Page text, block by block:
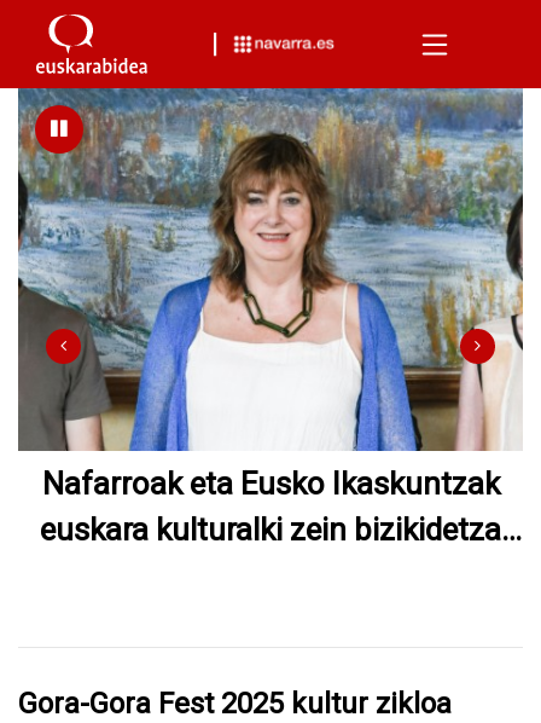
Menu
Ollo lehendakariordeak
EuskarAbentura 2026 parte hartzen
Gora-Gora Fest 2025 kultur zikloa